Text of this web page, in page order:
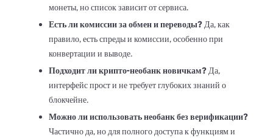
монеты, но список зависит от сервиса.
Есть ли комиссии за обмен и переводы?Да, как
правило, есть спреды и комиссии, особенно при
конвертации и выводе.
Подходит ли крипто-необанк новичкам?Да,
интерфейс прост и не требует глубоких знаний о
блокчейне.
Можно ли использовать необанк без верификации?
Частично да, но для полного доступа к функциям и